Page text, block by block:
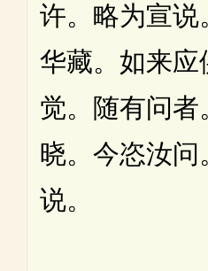
许。略为宣说
华藏。如来应
觉。随有问者
晓。今恣汝问
说。